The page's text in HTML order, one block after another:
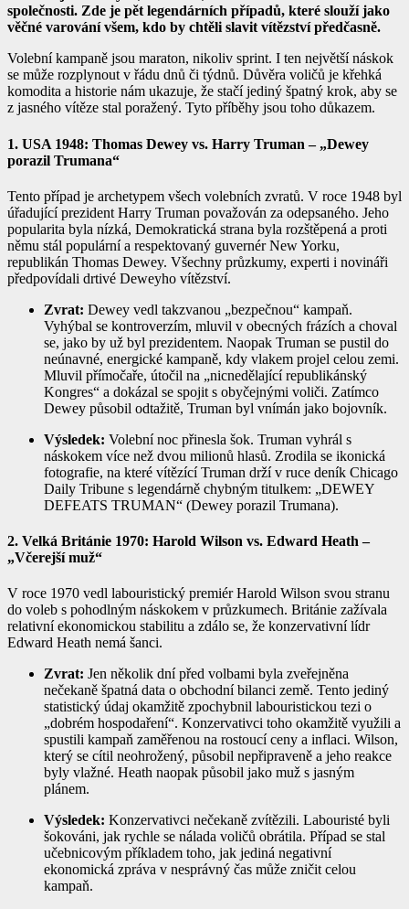
společnosti. Zde je pět legendárních případů, které slouží jako
věčné varování všem, kdo by chtěli slavit vítězství předčasně.
Volební kampaně jsou maraton, nikoliv sprint. I ten největší náskok
se může rozplynout v řádu dnů či týdnů. Důvěra voličů je křehká
komodita a historie nám ukazuje, že stačí jediný špatný krok, aby se
z jasného vítěze stal poražený. Tyto příběhy jsou toho důkazem.
1. USA 1948: Thomas Dewey vs. Harry Truman – „Dewey
porazil Trumana“
Tento případ je archetypem všech volebních zvratů. V roce 1948 byl
úřadující prezident Harry Truman považován za odepsaného. Jeho
popularita byla nízká, Demokratická strana byla rozštěpená a proti
němu stál populární a respektovaný guvernér New Yorku,
republikán Thomas Dewey. Všechny průzkumy, experti i novináři
předpovídali drtivé Deweyho vítězství.
Zvrat: Dewey vedl takzvanou „bezpečnou“ kampaň.
Vyhýbal se kontroverzím, mluvil v obecných frázích a choval
se, jako by už byl prezidentem. Naopak Truman se pustil do
neúnavné, energické kampaně, kdy vlakem projel celou zemi.
Mluvil přímočaře, útočil na „nicnedělající republikánský
Kongres“ a dokázal se spojit s obyčejnými voliči. Zatímco
Dewey působil odtažitě, Truman byl vnímán jako bojovník.
Výsledek: Volební noc přinesla šok. Truman vyhrál s
náskokem více než dvou milionů hlasů. Zrodila se ikonická
fotografie, na které vítězící Truman drží v ruce deník Chicago
Daily Tribune s legendárně chybným titulkem: „DEWEY
DEFEATS TRUMAN“ (Dewey porazil Trumana).
2. Velká Británie 1970: Harold Wilson vs. Edward Heath –
„Včerejší muž“
V roce 1970 vedl labouristický premiér Harold Wilson svou stranu
do voleb s pohodlným náskokem v průzkumech. Británie zažívala
relativní ekonomickou stabilitu a zdálo se, že konzervativní lídr
Edward Heath nemá šanci.
Zvrat: Jen několik dní před volbami byla zveřejněna
nečekaně špatná data o obchodní bilanci země. Tento jediný
statistický údaj okamžitě zpochybnil labouristickou tezi o
„dobrém hospodaření“. Konzervativci toho okamžitě využili a
spustili kampaň zaměřenou na rostoucí ceny a inflaci. Wilson,
který se cítil neohrožený, působil nepřipraveně a jeho reakce
byly vlažné. Heath naopak působil jako muž s jasným
plánem.
Výsledek: Konzervativci nečekaně zvítězili. Labouristé byli
šokováni, jak rychle se nálada voličů obrátila. Případ se stal
učebnicovým příkladem toho, jak jediná negativní
ekonomická zpráva v nesprávný čas může zničit celou
kampaň.